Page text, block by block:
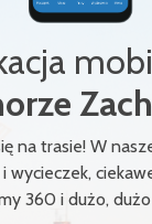
na trasie! W
wycieczek,
360 i dużo,